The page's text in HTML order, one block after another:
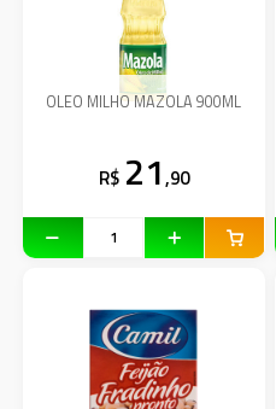
OLEO MILHO MAZOLA 900ML
R$ 21,90